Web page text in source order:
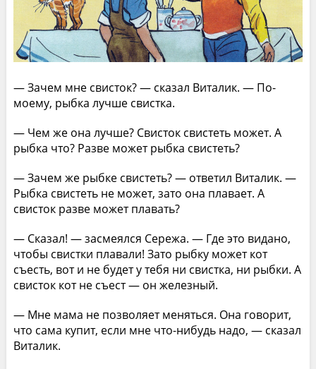
— Зачем мне свисток? — сказал Виталик. — По-
моему, рыбка лучше свистка.
— Чем же она лучше? Свисток свистеть может. А
рыбка что? Разве может рыбка свистеть?
— Зачем же рыбке свистеть? — ответил Виталик. —
Рыбка свистеть не может, зато она плавает. А
свисток разве может плавать?
— Сказал! — засмеялся Сережа. — Где это видано,
чтобы свистки плавали! Зато рыбку может кот
съесть, вот и не будет у тебя ни свистка, ни рыбки. А
свисток кот не съест — он железный.
— Мне мама не позволяет меняться. Она говорит,
что сама купит, если мне что-нибудь надо, — сказал
Виталик.